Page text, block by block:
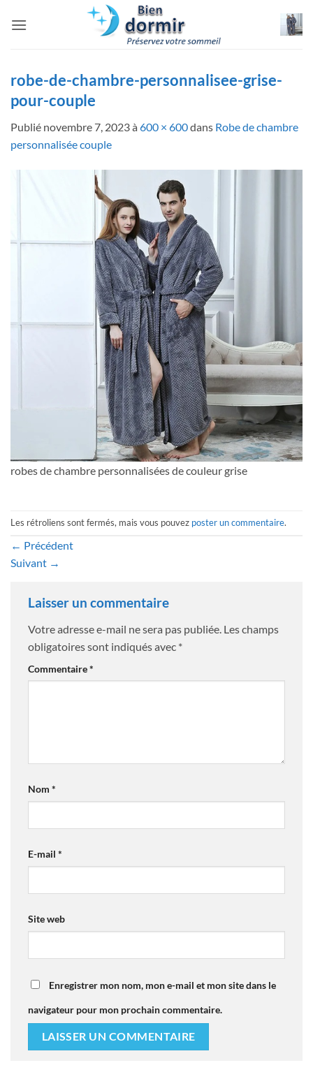
robe-de-chambre-personnalisee-grise-
pour-couple
Publié novembre 7, 2023à 600 × 600dans Robe de chambre
personnalisée couple
robes de chambre personnalisées de couleur grise
Les rétroliens sont fermés, mais vous pouvez poster un commentaire.
← Précédent
Suivant →
Laisser un commentaire
Votre adresse e-mail ne sera pas publiée. Les champs
obligatoires sont indiqués avec *
Commentaire*
Nom *
E-mail *
Site web
Enregistrer mon nom, mon e-mail et mon site dans le
navigateur pour mon prochain commentaire.